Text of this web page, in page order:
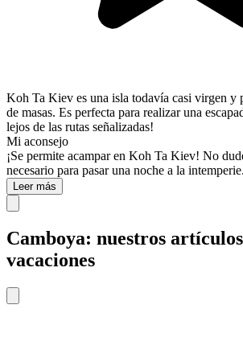
Koh Ta Kiev es una isla todavía casi virgen y
de masas. Es perfecta para realizar una
lejos de las rutas señalizadas!
Mi aconsejo
¡Se permite acampar en Koh Ta Kiev! No
necesario para pasar una noche a la intemperie.
Leer más
Camboya: nuestros
vacaciones